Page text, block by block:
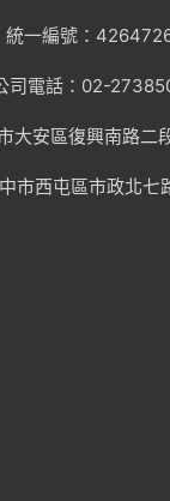
統一編號：
司電話：02-
大安區復興南路二
市西屯區市政北七